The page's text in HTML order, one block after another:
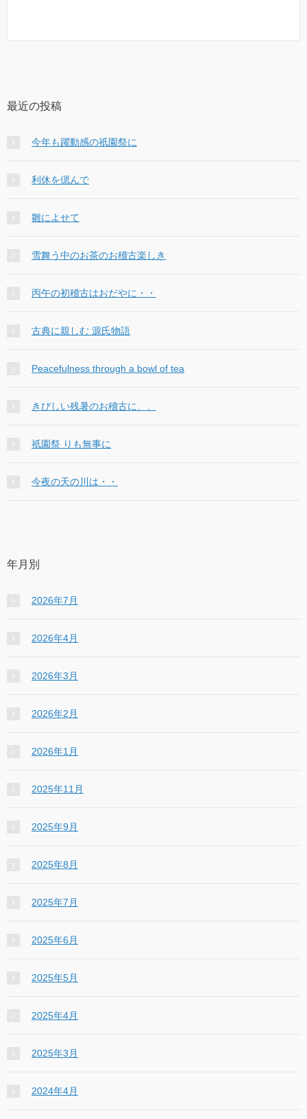
最近の投稿
今年も躍動感の祇園祭に
利休を偲んで
雛によせて
雪舞う中のお茶のお稽古楽しき
丙午の初稽古はおだやに・・
古典に親しむ 源氏物語
Peacefulness through a bowl of tea
きびしい残暑のお稽古に、、
祇園祭 りも無事に
今夜の天の川は・・
年月別
2026年7月
2026年4月
2026年3月
2026年2月
2026年1月
2025年11月
2025年9月
2025年8月
2025年7月
2025年6月
2025年5月
2025年4月
2025年3月
2024年4月